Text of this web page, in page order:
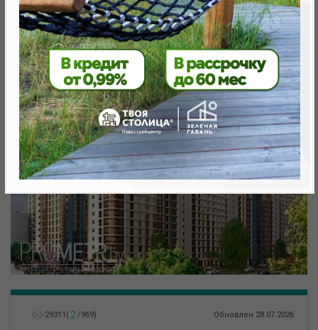
метро «Ковальская Слобода», 566 м
29311 ( 2 /969) Обновлен 28.07.2026